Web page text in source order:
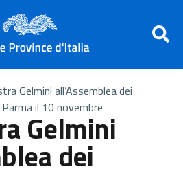
Gelmini all’Assemblea dei
il 10 novembre
Gelmini
dei